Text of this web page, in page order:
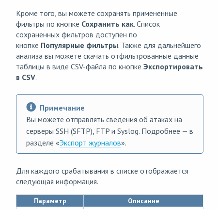
Кроме того, вы можете сохранять примененные
фильтры по кнопке Сохранить как. Список
сохраненных фильтров доступен по
кнопке Популярные фильтры. Также для дальнейшего
анализа вы можете скачать отфильтрованные данные
таблицы в виде CSV-файла по кнопке Экспортировать
в CSV.
Примечание
Вы можете отправлять сведения об атаках на
серверы SSH (SFTP), FTP и Syslog. Подробнее — в
разделе «Экспорт журналов».
Для каждого срабатывания в списке отображается
следующая информация.
Параметр Описание